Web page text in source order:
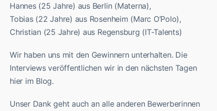
Hannes (25 Jahre) aus Berlin (Materna),
Tobias (22 Jahre) aus Rosenheim (Marc O’Polo),
Christian (25 Jahre) aus Regensburg (IT-Talents)
Wir haben uns mit den Gewinnern unterhalten. Die
Interviews veröffentlichen wir in den nächsten Tagen
hier im Blog.
Unser Dank geht auch an alle anderen Bewerberinnen